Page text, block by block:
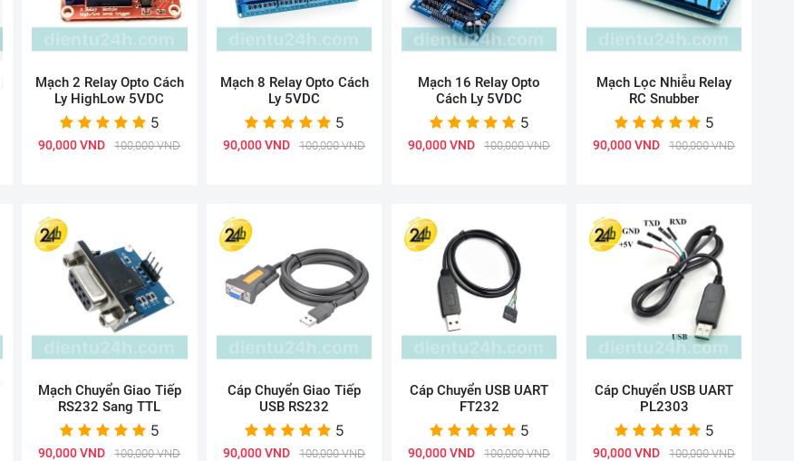
Mạch 2 Relay Opto Cách
Ly HighLow 5VDC
5
90,000 VND 100,000 VND
Mạch 8 Relay Opto Cách
Ly 5VDC
5
90,000 VND 100,000 VND
Mạch 16 Relay Opto
Cách Ly 5VDC
5
90,000 VND 100,000 VND
Mạch Lọc Nhiễu Relay
RC Snubber
5
90,000 VND 100,000 VND
Mạch Chuyển Giao Tiếp
RS232 Sang TTL
5
90,000 VND 100,000 VND
Cáp Chuyển Giao Tiếp
USB RS232
5
90,000 VND 100,000 VND
Cáp Chuyển USB UART
FT232
5
90,000 VND 100,000 VND
Cáp Chuyển USB UART
PL2303
5
90,000 VND 100,000 VND